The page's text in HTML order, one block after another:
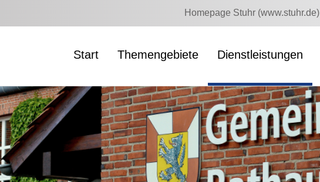
Homepage Stuhr (www.stuhr.de)
Start Themengebiete Dienstleistungen